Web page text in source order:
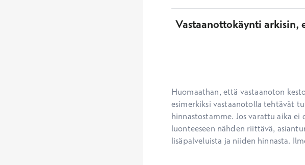
Vastaanottokäynti arkisin,
Huomaathan, että vastaanoton
esimerkiksi vastaanotolla tehtävät
hinnastostamme. Jos varattu aika
luonteeseen nähden riittävä,
lisäpalveluista ja niiden hinnasta.